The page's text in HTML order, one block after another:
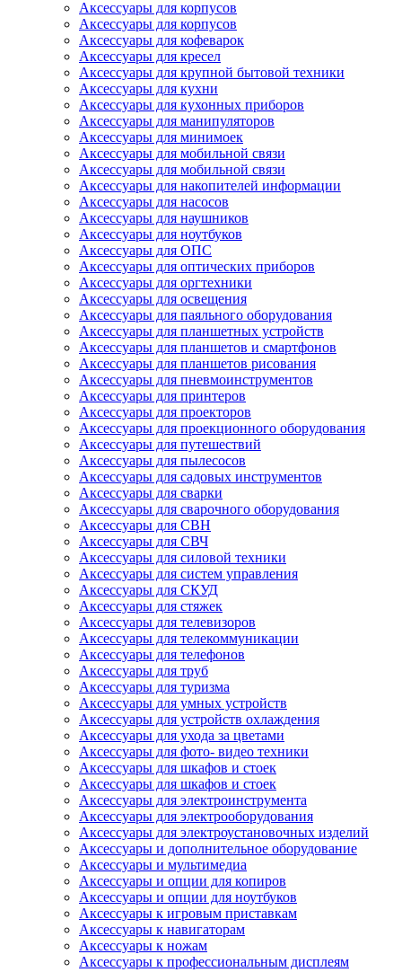
Аксессуары для корпусов
Аксессуары для корпусов
Аксессуары для кофеварок
Аксессуары для кресел
Аксессуары для крупной бытовой техники
Аксессуары для кухни
Аксессуары для кухонных приборов
Аксессуары для манипуляторов
Аксессуары для минимоек
Аксессуары для мобильной связи
Аксессуары для мобильной связи
Аксессуары для накопителей информации
Аксессуары для насосов
Аксессуары для наушников
Аксессуары для ноутбуков
Аксессуары для ОПС
Аксессуары для оптических приборов
Аксессуары для оргтехники
Аксессуары для освещения
Аксессуары для паяльного оборудования
Аксессуары для планшетных устройств
Аксессуары для планшетов и смартфонов
Аксессуары для планшетов рисования
Аксессуары для пневмоинструментов
Аксессуары для принтеров
Аксессуары для проекторов
Аксессуары для проекционного оборудования
Аксессуары для путешествий
Аксессуары для пылесосов
Аксессуары для садовых инструментов
Аксессуары для сварки
Аксессуары для сварочного оборудования
Аксессуары для СВН
Аксессуары для СВЧ
Аксессуары для силовой техники
Аксессуары для систем управления
Аксессуары для СКУД
Аксессуары для стяжек
Аксессуары для телевизоров
Аксессуары для телекоммуникации
Аксессуары для телефонов
Аксессуары для труб
Аксессуары для туризма
Аксессуары для умных устройств
Аксессуары для устройств охлаждения
Аксессуары для ухода за цветами
Аксессуары для фото- видео техники
Аксессуары для шкафов и стоек
Аксессуары для шкафов и стоек
Аксессуары для электроинструмента
Аксессуары для электрооборудования
Аксессуары для электроустановочных изделий
Аксессуары и дополнительное оборудование
Аксессуары и мультимедиа
Аксессуары и опции для копиров
Аксессуары и опции для ноутбуков
Аксессуары к игровым приставкам
Аксессуары к навигаторам
Аксессуары к ножам
Аксессуары к профессиональным дисплеям